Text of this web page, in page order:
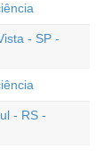
- SP -
- RS -